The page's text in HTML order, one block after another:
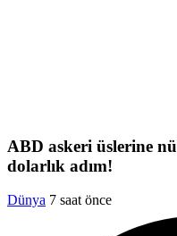
ABD askeri üslerine
dolarlık adım!
Dünya 7 saat önce